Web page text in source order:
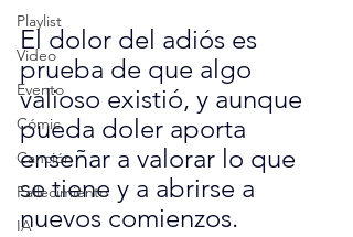
Playlist
Video
Evento
Cómic
Canción
Fallecimiento
IA
El dolor del adiós es
prueba de que algo
valioso existió, y aunque
pueda doler aporta
enseñar a valorar lo que
se tiene y a abrirse a
nuevos comienzos.